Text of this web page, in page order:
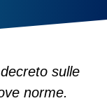
sulle
norme.